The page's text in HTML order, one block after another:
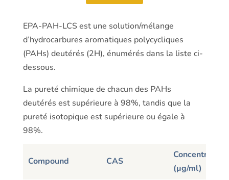
EPA-PAH-LCS est une solution/mélange
d’hydrocarbures aromatiques polycycliques
(PAHs) deutérés (2H), énumérés dans la liste ci-
dessous.
La pureté chimique de chacun des PAHs
deutérés est supérieure à 98%, tandis que la
pureté isotopique est supérieure ou égale à
98%.
Compound CAS
Concentration
(µg/ml)